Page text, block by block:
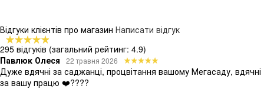
Відгуки клієнтів про магазин Написати відгук
295 відгуків (загальний рейтинг: 4.9)
Павлюк Олеся
22 травня 2026
Дуже вдячні за саджанці, процвітання вашому Мегасаду, вдячні
за вашу працю ❤️????